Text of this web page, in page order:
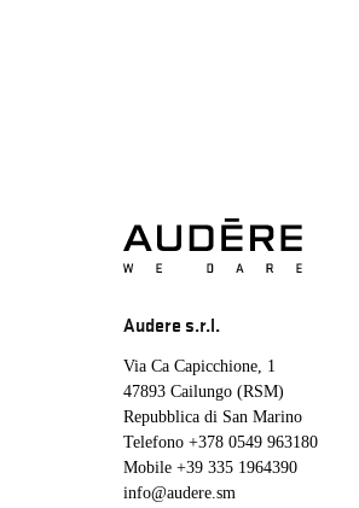
Audere s.r.l.
Via Ca Capicchione, 1
47893 Cailungo (RSM)
Repubblica di San Marino
Telefono +378 0549 963180
Mobile +39 335 1964390
info@audere.sm